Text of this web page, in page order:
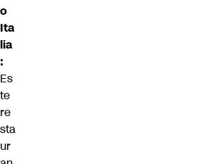
o
Ita
lia
:
Es
te
re
sta
ur